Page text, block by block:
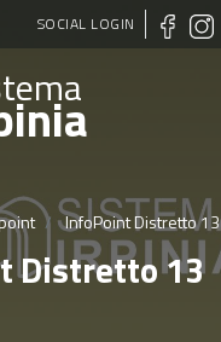
Direkt
zum
SOCIAL LOGIN
InfoPoint Distretto 13
Distretto 13